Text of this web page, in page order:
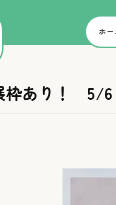
ホー
枠あり！ 5/6